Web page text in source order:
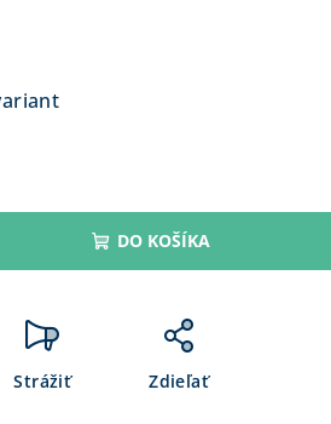
DO KOŠÍKA
Strážiť Zdieľať